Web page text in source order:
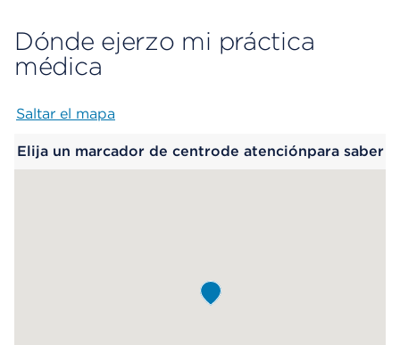
Dónde ejerzo mi práctica
médica
Saltar el mapa
Elija un marcador de centrode atenciónpara saber